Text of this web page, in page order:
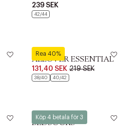
239 SEK
42/44
Rea 40%
Kunert
ALLOVER ESSENTIAL
131,40 SEK 219 SEK
38/40 40/42
Köp 4 betala för 3
Kunert
BEDSOCKS